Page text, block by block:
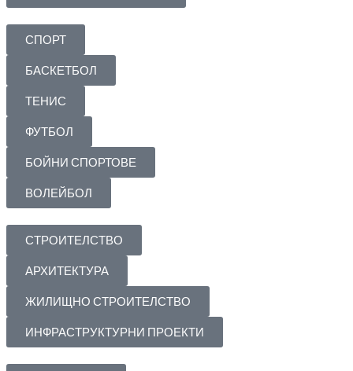
СПОРТ
БАСКЕТБОЛ
ТЕНИС
ФУТБОЛ
БОЙНИ СПОРТОВЕ
ВОЛЕЙБОЛ
СТРОИТЕЛСТВО
АРХИТЕКТУРА
ЖИЛИЩНО СТРОИТЕЛСТВО
ИНФРАСТРУКТУРНИ ПРОЕКТИ